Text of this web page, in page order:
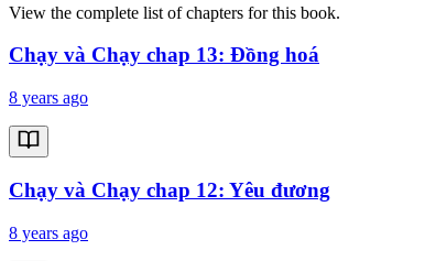
View the complete list of chapters for this book.
Chạy và Chạy chap 13: Đồng hoá
8 years ago
Chạy và Chạy chap 12: Yêu đương
8 years ago